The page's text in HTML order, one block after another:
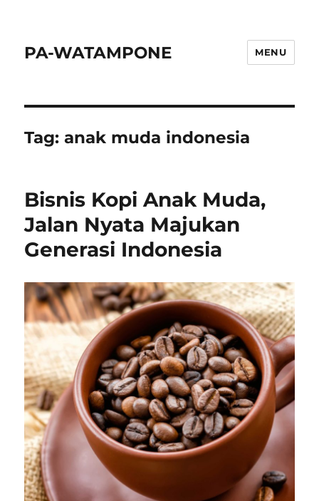
PA-WATAMPONE MENU
Tag:anak muda indonesia
Bisnis Kopi Anak Muda,
Jalan Nyata Majukan
Generasi Indonesia